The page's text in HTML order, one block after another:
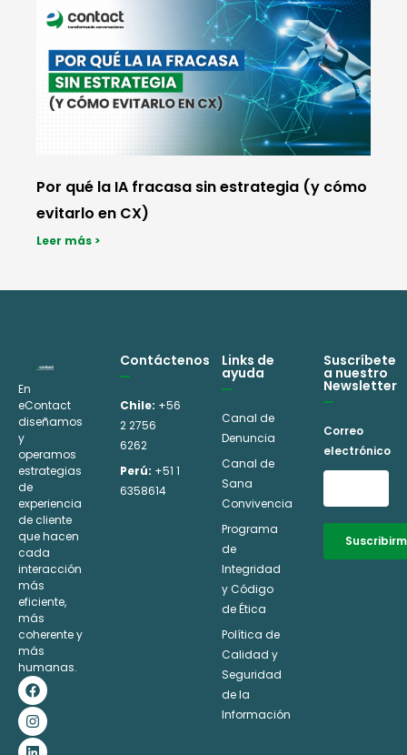
Por qué la IA fracasa sin estrategia (y cómo
evitarlo en CX)
Leer más >
En
eContact
diseñamos
y
operamos
estrategias
de
experiencia
de cliente
que hacen
cada
interacción
más
eficiente,
más
coherente y
más
humanas.
F
a
c
e
b
I
n
s
t
a
L
i
n
k
e
Y
o
u
t
u
Contáctenos
Chile: +56
2 2756
6262
Perú: +51 1
6358614
Links de
ayuda
Canal de
Denuncia
Canal de
Sana
Convivencia
Programa
de
Integridad
y Código
de Ética
Política de
Calidad y
Seguridad
de la
Información
Suscríbete
a nuestro
Newsletter
Correo
electrónico